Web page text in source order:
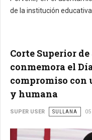
de la institución educativa
Corte Superior
conmemora el
compromiso
y humana
SUPER USER SULLANA